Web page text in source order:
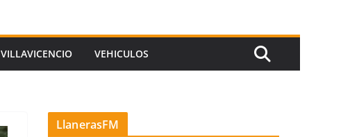
VILLAVICENCIO VEHICULOS
LlanerasFM